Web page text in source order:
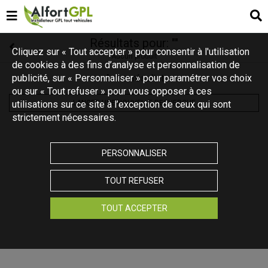
Aucun produit
Aucun résultat
LANCER UNE NOUVELLE RECHERCHE
Cliquez sur « Tout accepter » pour consentir à l'utilisation
de cookies à des fins d’analyse et personnalisation de
publicité, sur « Personnaliser » pour paramétrer vos choix
ou sur « Tout refuser » pour vous opposer à ces
utilisations sur ce site à l’exception de ceux qui sont
strictement nécessaires.
PERSONNALISER
TOUT REFUSER
TOUT ACCEPTER